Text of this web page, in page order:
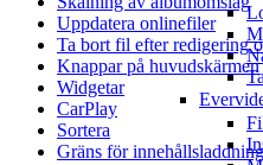
Uppdatera onlinefiler
Ta bort fil efter redigering
Knappar på huvudskärmen
Widgetar
CarPlay
Sortera
Gräns för innehållsladdning